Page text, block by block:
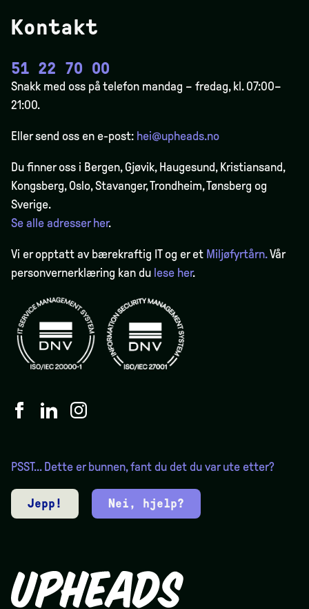
Kontakt
51 22 70 00
Snakk med oss på telefon mandag – fredag, kl. 07:00–
21:00.
Eller send oss en e-post: hei@upheads.no
Du finner oss i Bergen,Gjøvik, Haugesund, Kristiansand,
Kongsberg, Oslo, Stavanger, Trondheim, Tønsberg og
Sverige.
Se alle adresser her.
Vi er opptatt av bærekraftig IT og er et Miljøfyrtårn.Vår
personvernerklæring kan du lese her.
PSST... Dette er bunnen, fant du det du var ute etter?
Jepp! Nei, hjelp?